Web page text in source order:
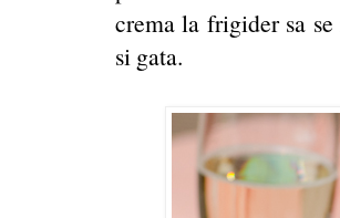
crema la frigider sa
si gata.